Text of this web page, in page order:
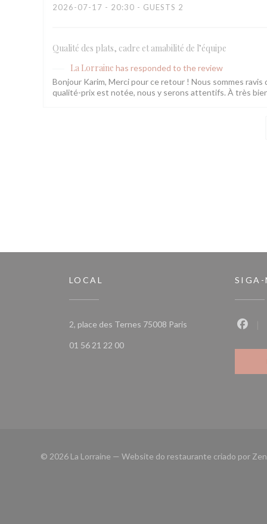
2026-07-17 - 20:30 - GUESTS 2
Qualité des plats, cadre et amabilité de l’équipe
La Lorraine has responded to the review
Bonjour Karim, Merci pour ce retour ! Nous sommes
qualité-prix est notée, nous y serons attentifs. À très
LOCAL
2, place des Ternes 75008 Paris((abre numa nova
01 56 21 22 00
SIGA-
© 2026 La Lorraine — Website do restaurante criado por